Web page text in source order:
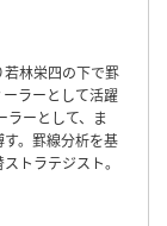
林栄四の下で罫
ラーとして活躍
ラーとして、ま
。罫線分析を基
トラテジスト。